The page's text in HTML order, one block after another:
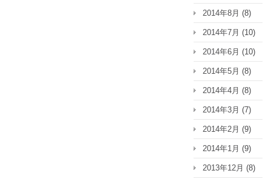
2014年8月 (8)
2014年7月 (10)
2014年6月 (10)
2014年5月 (8)
2014年4月 (8)
2014年3月 (7)
2014年2月 (9)
2014年1月 (9)
2013年12月 (8)